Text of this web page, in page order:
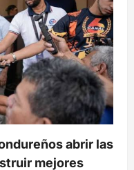
abrir las
mejores